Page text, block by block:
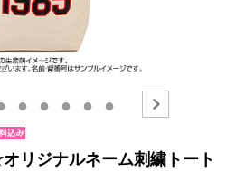
● ● ● ● ●
リジナルネーム刺繍トート